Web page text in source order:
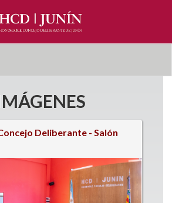
Deliberante - Salón